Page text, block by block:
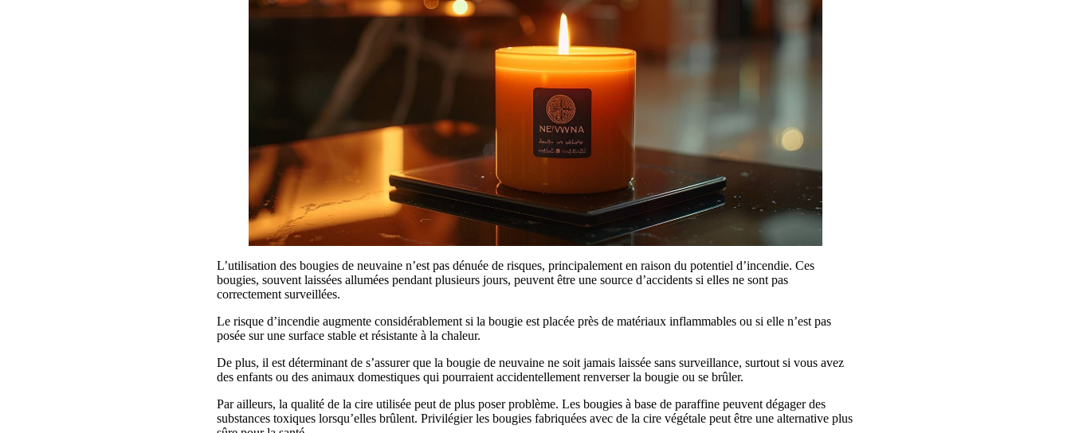
L’utilisation des bougies de neuvaine n’est pas dénuée de risques, principalement en raison du potentiel d’incendie. Ces
bougies, souvent laissées allumées pendant plusieurs jours, peuvent être une source d’accidents si elles ne sont pas
correctement surveillées.
Le risque d’incendie augmente considérablement si la bougie est placée près de matériaux inflammables ou si elle n’est pas
posée sur une surface stable et résistante à la chaleur.
De plus, il est déterminant de s’assurer que la bougie de neuvaine ne soit jamais laissée sans surveillance, surtout si vous avez
des enfants ou des animaux domestiques qui pourraient accidentellement renverser la bougie ou se brûler.
Par ailleurs, la qualité de la cire utilisée peut de plus poser problème. Les bougies à base de paraffine peuvent dégager des
substances toxiques lorsqu’elles brûlent. Privilégier les bougies fabriquées avec de la cire végétale peut être une alternative plus